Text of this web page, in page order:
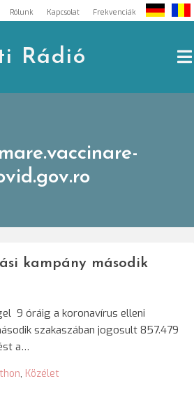
Rólunk Kapcsolat Frekvenciák
Rádió
kampány második
9 óráig a koronavírus elleni
szakaszában jogosult 857.479
a…
, Közélet